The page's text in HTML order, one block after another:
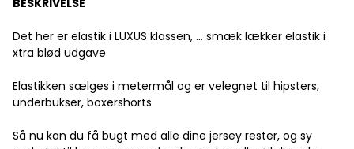
BESKRIVELSE
Det her er elastik i LUXUS klassen, ... smæk lækker elastik i
xtra blød udgave
Elastikken sælges i metermål og er velegnet til hipsters,
underbukser, boxershorts
Så nu kan du få bugt med alle dine jersey rester, og sy